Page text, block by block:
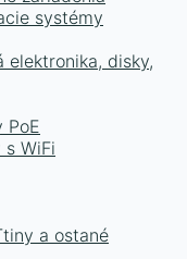
systémy
elektronika, disky,
PoE
s WiFi
a ostané